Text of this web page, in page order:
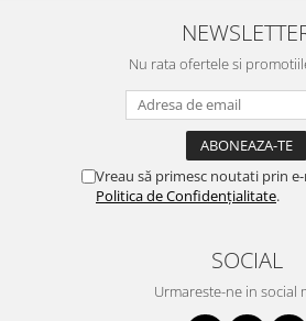
Nu rata ofertele si
Vreau să primesc noutati prin
Politica de Confidențialitate.
SOCIAL
Urmareste-ne in social